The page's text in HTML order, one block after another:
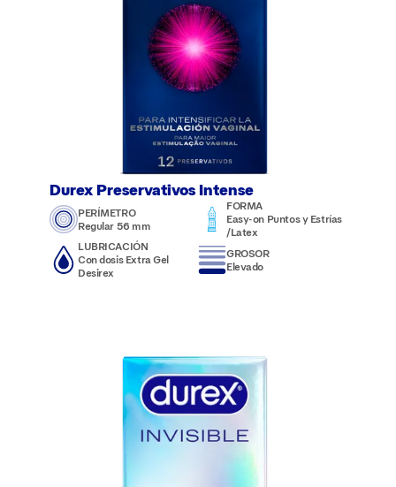
Durex Preservativos Intense
PERÍMETRO
Regular 56 mm
FORMA
Easy-on Puntos y Estrías
/Latex
LUBRICACIÓN
Con dosis Extra Gel
Desirex
GROSOR
Elevado